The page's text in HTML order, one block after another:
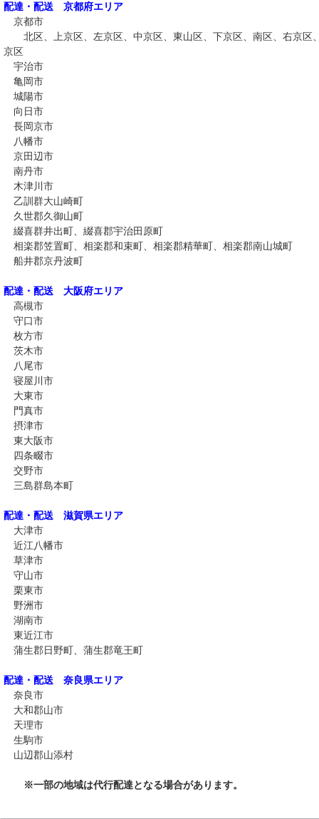
配達・配送 京都府エリア
京都市
北区、上京区、左京区、中京区、東山区、下京区、南区、右京区
京区
宇治市
亀岡市
城陽市
向日市
長岡京市
八幡市
京田辺市
南丹市
木津川市
乙訓群大山崎町
久世郡久御山町
綴喜群井出町、綴喜郡宇治田原町
相楽郡笠置町、相楽郡和束町、相楽郡精華町、相楽郡南山城町
船井郡京丹波町
配達・配送 大阪府エリア
高槻市
守口市
枚方市
茨木市
八尾市
寝屋川市
大東市
門真市
摂津市
東大阪市
四条畷市
交野市
三島群島本町
配達・配送 滋賀県エリア
大津市
近江八幡市
草津市
守山市
栗東市
野洲市
湖南市
東近江市
蒲生郡日野町、蒲生郡竜王町
配達・配送 奈良県エリア
奈良市
大和郡山市
天理市
生駒市
山辺郡山添村
※一部の地域は代行配達となる場合があります。